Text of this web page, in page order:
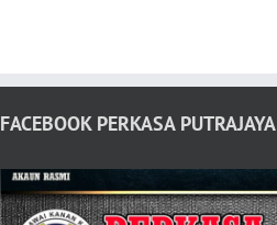
FACEBOOK PERKASA PUTRAJAYA